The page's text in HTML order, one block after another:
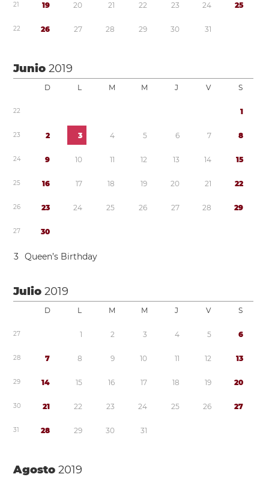
21 19 20 21 22 23 24 25
22 26 27 28 29 30 31
Junio2019
D L M M J V S
22 1
23 2 3 4 5 6 7 8
24 9 10 11 12 13 14 15
25 16 17 18 19 20 21 22
26 23 24 25 26 27 28 29
27 30
3 Queen’s Birthday
Julio2019
D L M M J V S
27 1 2 3 4 5 6
28 7 8 9 10 11 12 13
29 14 15 16 17 18 19 20
30 21 22 23 24 25 26 27
31 28 29 30 31
Agosto2019